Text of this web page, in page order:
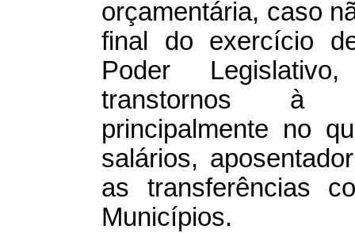
orçamentária, caso
final do exercício
Poder
transtornos à
principalmente no
salários,
as transferências
Municípios.